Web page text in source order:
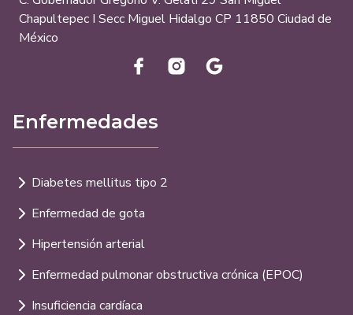
Chapultepec I Secc Miguel Hidalgo CP 11850 Ciudad de
México
Enfermedades
Diabetes mellitus tipo 2
Enfermedad de gota
Hipertensión arterial
Enfermedad pulmonar obstructiva crónica (EPOC)
Insuficiencia cardíaca